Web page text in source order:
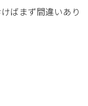
ばまず間違いあり